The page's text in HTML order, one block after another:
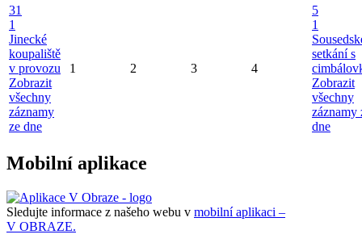
31
1
Jinecké
koupaliště
v provozu
Zobrazit
všechny
záznamy
ze dne
1 2 3 4
5
1
setkání s
Zobrazit
všechny
záznamy
dne
Mobilní aplikace
Sledujte informace z našeho webu v mobilní aplikaci –
V OBRAZE.